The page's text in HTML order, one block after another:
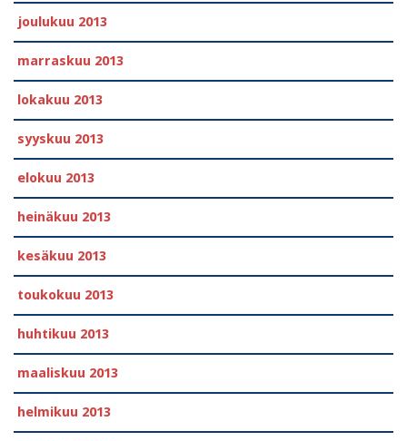
joulukuu 2013
marraskuu 2013
lokakuu 2013
syyskuu 2013
elokuu 2013
heinäkuu 2013
kesäkuu 2013
toukokuu 2013
huhtikuu 2013
maaliskuu 2013
helmikuu 2013